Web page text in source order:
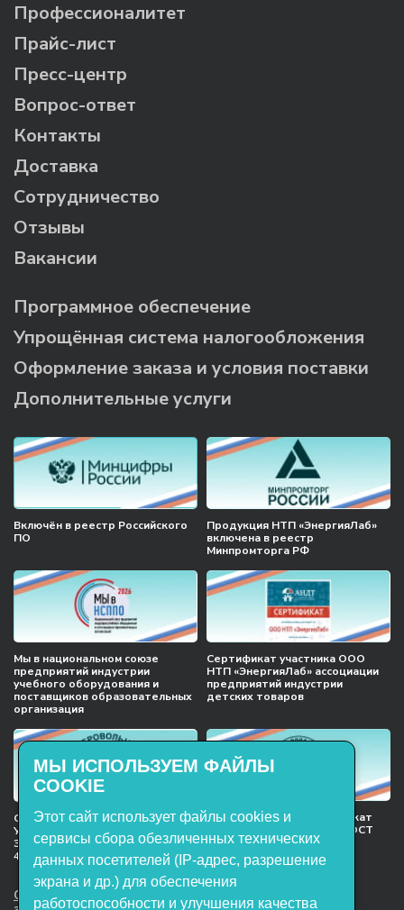
Профессионалитет
Прайс-лист
Пресс-центр
Вопрос-ответ
Контакты
Доставка
Сотрудничество
Отзывы
Вакансии
Программное обеспечение
Упрощённая система налогообложения
Оформление заказа и условия поставки
Дополнительные услуги
Включён в реестр Российского
ПО
Продукция НТП «ЭнергияЛаб»
включена в реестр
Минпромторга РФ
Мы в национальном союзе
предприятий индустрии
учебного оборудования и
поставщиков образовательных
организация
Сертификат участника ООО
НТП «ЭнергияЛаб» ассоциации
предприятий индустрии
детских товаров
Сертификат соответствия
Учебное оборудование, марки
ЭнергияЛаб ТУ 32.99.53–001–
47627947–2021 Серийный выпуск
Международный сертификат
менеджмента качества ГОСТ
ISO 9001:2015
ООО НТП «ЭнергияЛаб». Все права
МЫ ИСПОЛЬЗУЕМ ФАЙЛЫ
COOKIE
Этот сайт использует файлы cookies и
сервисы сбора обезличенных технических
данных посетителей (IP-адрес, разрешение
экрана и др.) для обеспечения
работоспособности и улучшения качества